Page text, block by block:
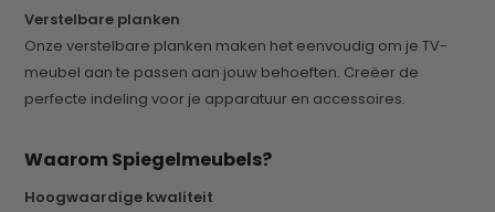
Verstelbare planken
Onze verstelbare planken maken het eenvoudig om je TV-
meubel aan te passen aan jouw behoeften. Creëer de
perfecte indeling voor je apparatuur en accessoires.
Waarom Spiegelmeubels?
Hoogwaardige kwaliteit